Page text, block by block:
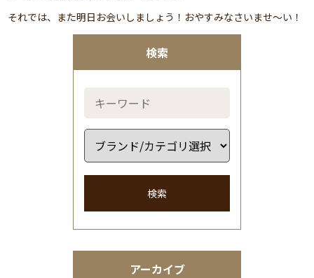
検索
検索
アーカイブ
それでは、また明日お会いしましょう！おやすみなさいませ～い！